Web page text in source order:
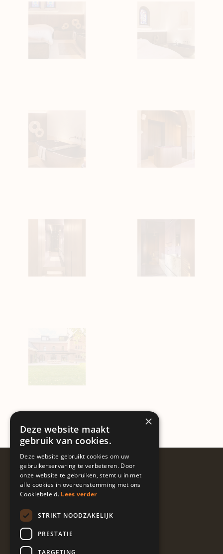
Volg ons
@guapalocaties
I
n
s
t
L
i
n
E
n
v
×
Deze website maakt
gebruik van cookies.
Deze website gebruikt cookies om uw
gebruikerservaring te verbeteren. Door
onze website te gebruiken, stemt u in met
alle cookies in overeenstemming met ons
Cookiebeleid. Lees verder
STRIKT NOODZAKELIJK
PRESTATIE
TARGETING